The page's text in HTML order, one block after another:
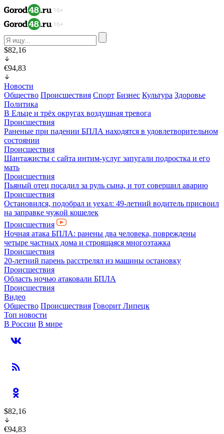
$82,16
€94,83
Новости
Общество Происшествия Спорт Бизнес Культура Здоровье
Политика
В Ельце и трёх округах воздушная тревога
Происшествия
Раненые при падении БПЛА находятся в удовлетворительном
состоянии
Происшествия
Шантажисты с сайта интим-услуг запугали подростка и его
мать
Происшествия
Пьяный отец посадил за руль сына, и тот совершил аварию
Происшествия
Остановился, подобрал и уехал: 49-летний водитель присвоил
на заправке чужой кошелек
Происшествия
Ночная атака БПЛА: ранены два человека, повреждены
четыре частных дома и строящаяся многоэтажка
Происшествия
20-летний парень расстрелял из машины остановку
Происшествия
Область ночью атаковали БПЛА
Происшествия
Видео
Общество Происшествия Говорит Липецк
Топ новости
В России В мире
$82,16
€94,83